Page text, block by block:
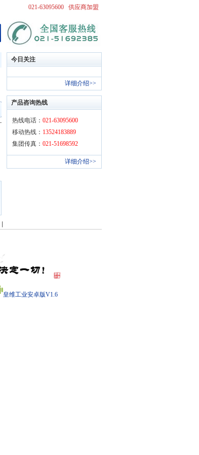
供应商加盟
021-63095600
今日关注
详细介绍>>
产品咨询热线
热线电话： 021-63095600
移动热线： 13524183889
集团传真： 021-51698592
详细介绍>>
皇维工业安卓版V1.6